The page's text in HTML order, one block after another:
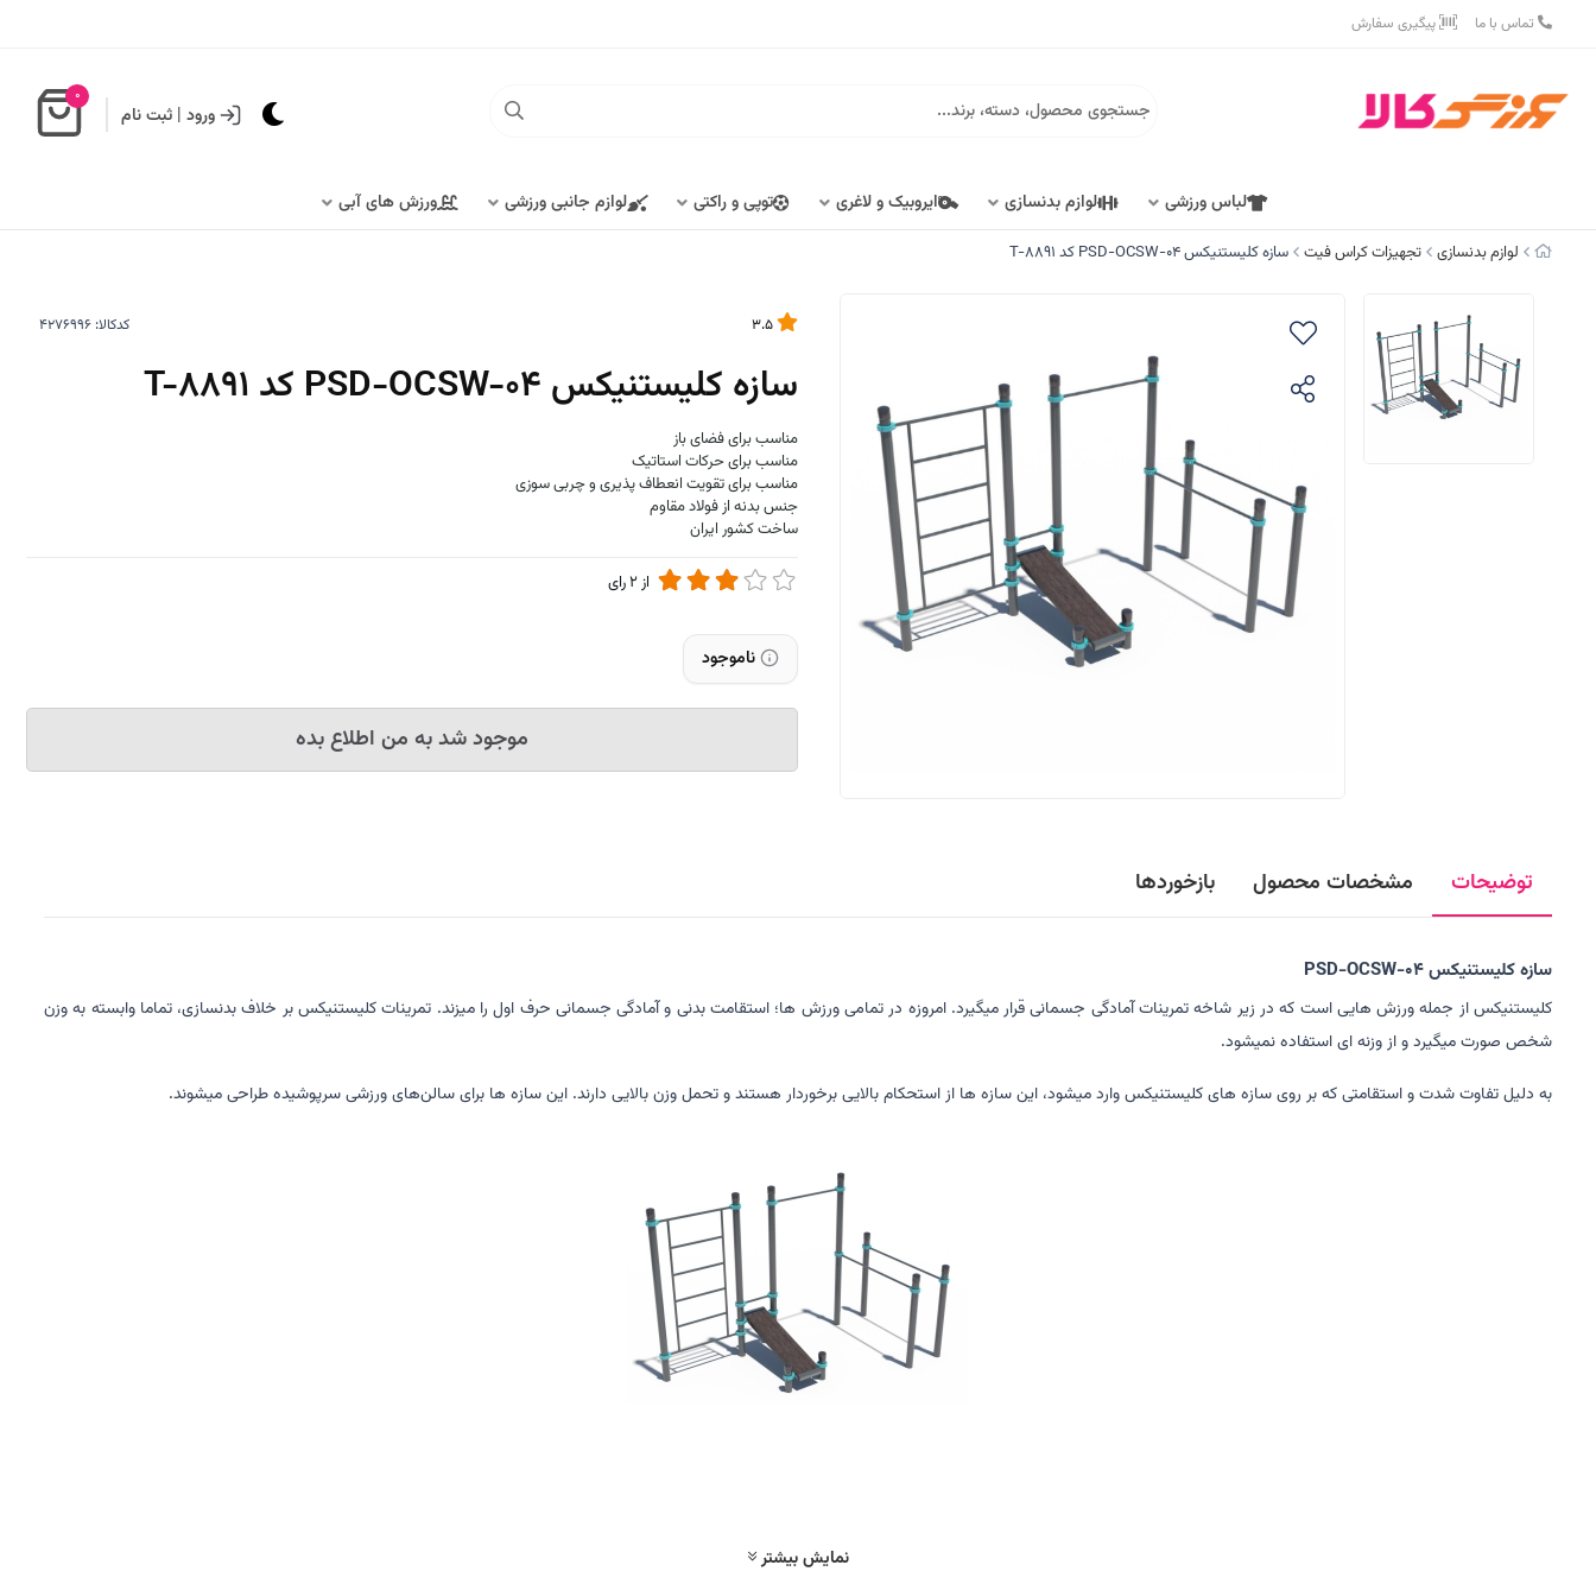
تماس با ما پیگیری سفارش
ورود | ثبت نام
0
لباس ورزشی لوازم بدنسازی ایروبیک و لاغری توپی و راکتی لوازم جانبی ورزشی ورزش های آبی
لوازم بدنسازی تجهیزات کراس فیت سازه کلیستنیکس PSD-OCSW-04 کد T-8891
کدکالا:
سازه کلیستنیکس PSD-OCSW-04 کد T-8891
مناسب برای فضای باز
مناسب برای حرکات استاتیک
مناسب برای تقویت انعطاف پذیری و چربی سوزی
جنس بدنه از فولاد مقاوم
ساخت کشور ایران
از2رای
ناموجود
موجود شد به من اطلاع بده
توضیحات مشخصات محصول بازخوردها
سازه کلیستنیکس PSD-OCSW-04
کلیستنیکس از جمله ورزش هایی است که در زیر شاخه تمرینات آمادگی جسمانی قرار میگیرد. امروزه در تمامی ورزش ها؛ استقامت بدنی و آمادگی جسمانی حرف اول را میزند. تمرینات کلیستنیکس بر خلاف بدنسازی، تماما وابسته به وزن
شخص صورت میگیرد و از وزنه ای استفاده نمیشود.
به دلیل تفاوت شدت و استقامتی که بر روی سازه های کلیستنیکس وارد میشود، این سازه ها از استحکام بالایی برخوردار هستند و تحمل وزن بالایی دارند. این سازه ها برای سالن‌های ورزشی سرپوشیده طراحی میشوند.
نمایش بیشتر